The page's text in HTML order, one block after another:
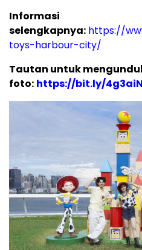
Informasi
selengkapnya: https://
toys-harbour-city/
Tautan untuk
foto: https://bit.ly/